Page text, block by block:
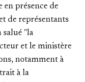
en présence de
de représentants
salué "la
et le ministère
notamment à
à la